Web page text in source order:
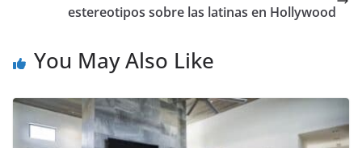
estereotipos sobre las latinas en Hollywood
You May Also Like